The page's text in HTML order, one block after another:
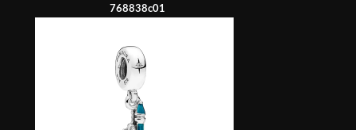
768838c01